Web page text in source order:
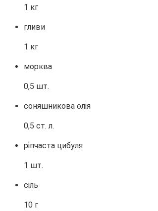
1 кг
гливи
1 кг
морква
0,5 шт.
соняшникова олія
0,5 ст. л.
ріпчаста цибуля
1 шт.
сіль
10 г